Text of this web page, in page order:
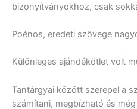
bizonyítványokhoz, csak
Poénos, eredeti szövege
Különleges ajándékötlet volt
Tantárgyai között szerepel a
számítani, megbízható és